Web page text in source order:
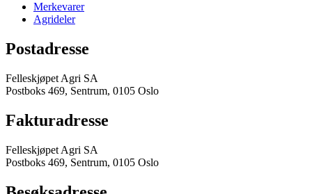
Merkevarer
Agrideler
Postadresse
Felleskjøpet Agri SA
Postboks 469, Sentrum, 0105 Oslo
Fakturadresse
Felleskjøpet Agri SA
Postboks 469, Sentrum, 0105 Oslo